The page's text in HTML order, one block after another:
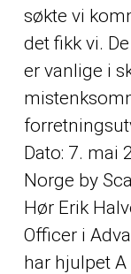
søkte vi
det fikk vi.
er vanlige i
Dato: 7. mai
Norge by
Hør Erik
Officer i
har hjulpet